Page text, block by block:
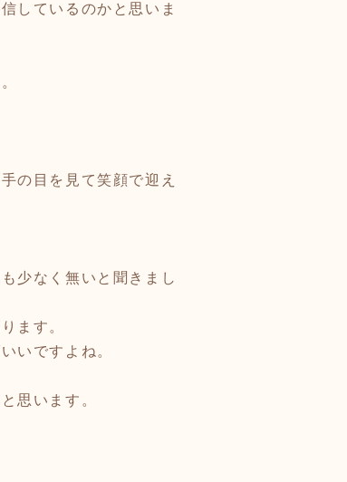
しているのかと思いま
の目を見て笑顔で迎え
少なく無いと聞きまし
ます。
いですよね。
思います。